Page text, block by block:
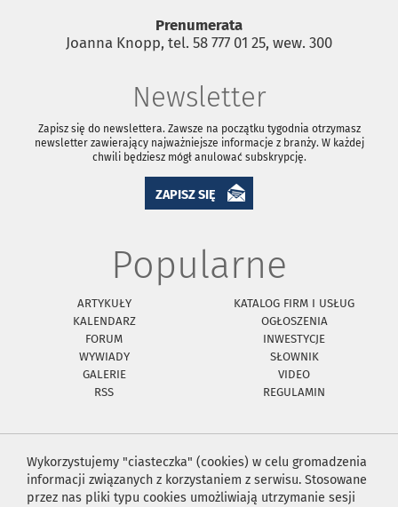
Prenumerata
Joanna Knopp, tel. 58 777 01 25, wew. 300
Newsletter
Zapisz się do newslettera. Zawsze na początku tygodnia otrzymasz
newsletter zawierający najważniejsze informacje z branży. W każdej
chwili będziesz mógł anulować subskrypcję.
ZAPISZ SIĘ
Popularne
ARTYKUŁY
KATALOG FIRM I USŁUG
KALENDARZ
OGŁOSZENIA
FORUM
INWESTYCJE
WYWIADY
SŁOWNIK
GALERIE
VIDEO
RSS
REGULAMIN
Wykorzystujemy "ciasteczka" (cookies) w celu gromadzenia
informacji związanych z korzystaniem z serwisu. Stosowane
przez nas pliki typu cookies umożliwiają utrzymanie sesji